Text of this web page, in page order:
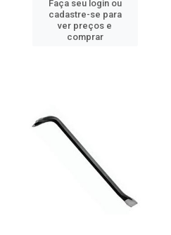
Faça seu login ou
cadastre-se para
ver preços e
comprar